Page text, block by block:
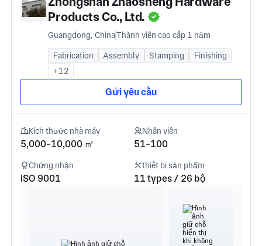
Products Co., Ltd.
Guangdong, ChinaThành viên cao cấp 1 năm
Fabrication Assembly Stamping
Finishing
+12
Gửi yêu cầu
Kích thước nhà máy
5,000-10,000 ㎡
Nhân viên
51-100
Chứng nhận
ISO 9001
thiết bị sản phẩm
11 types / 26 bộ